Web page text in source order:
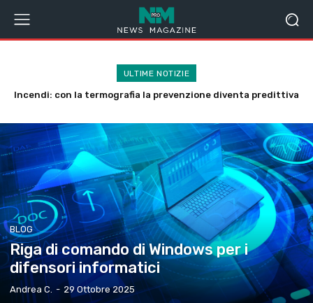
ULTIME NOTIZIE
Incendi: con la termografia la prevenzione diventa predittiva
Check Point presenta il nuovo Exposure Gap Report 2026
BLOG
Riga di comando di Windows per i
difensori informatici
Andrea C. - 29 Ottobre 2025